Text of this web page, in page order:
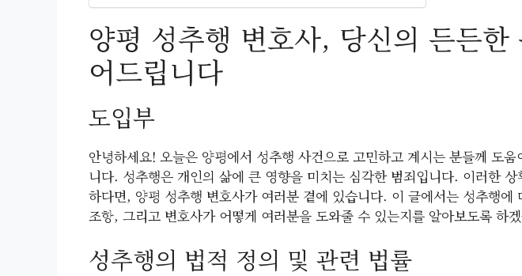
양평 성추행 변호사, 당신의 든든한
어드립니다
도입부
안녕하세요! 오늘은 양평에서 성추행 사건으로 고민하고 계시는 분들께 도
니다. 성추행은 개인의 삶에 큰 영향을 미치는 심각한 범죄입니다. 이러한
하다면, 양평 성추행 변호사가 여러분 곁에 있습니다. 이 글에서는 성추행에
조항, 그리고 변호사가 어떻게 여러분을 도와줄 수 있는지를 알아보도록 하
성추행의 법적 정의 및 관련 법률